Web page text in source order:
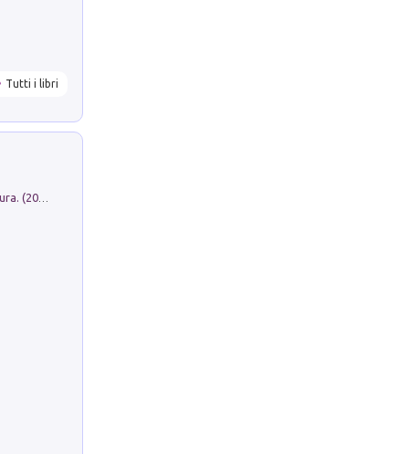
Tutti i libri